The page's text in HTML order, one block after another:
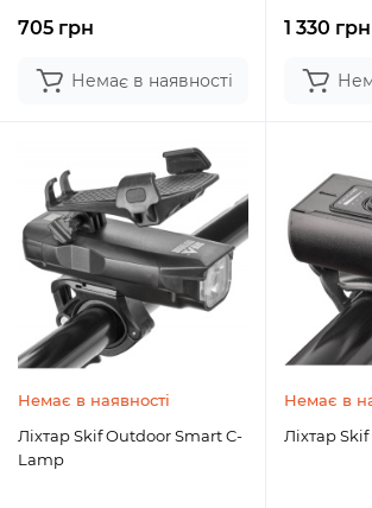
705 грн
Немає в наявності
1 330 грн
Немає в наявності
Ліхтар Skif Outdoor Smart C-
Lamp
Немає в
Ліхтар